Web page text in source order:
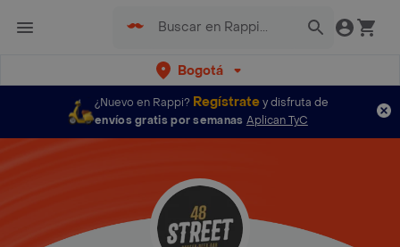
Bogotá
¿Nuevo en Rappi? Regístratey disfruta de
envíos gratis por semanas Aplican TyC